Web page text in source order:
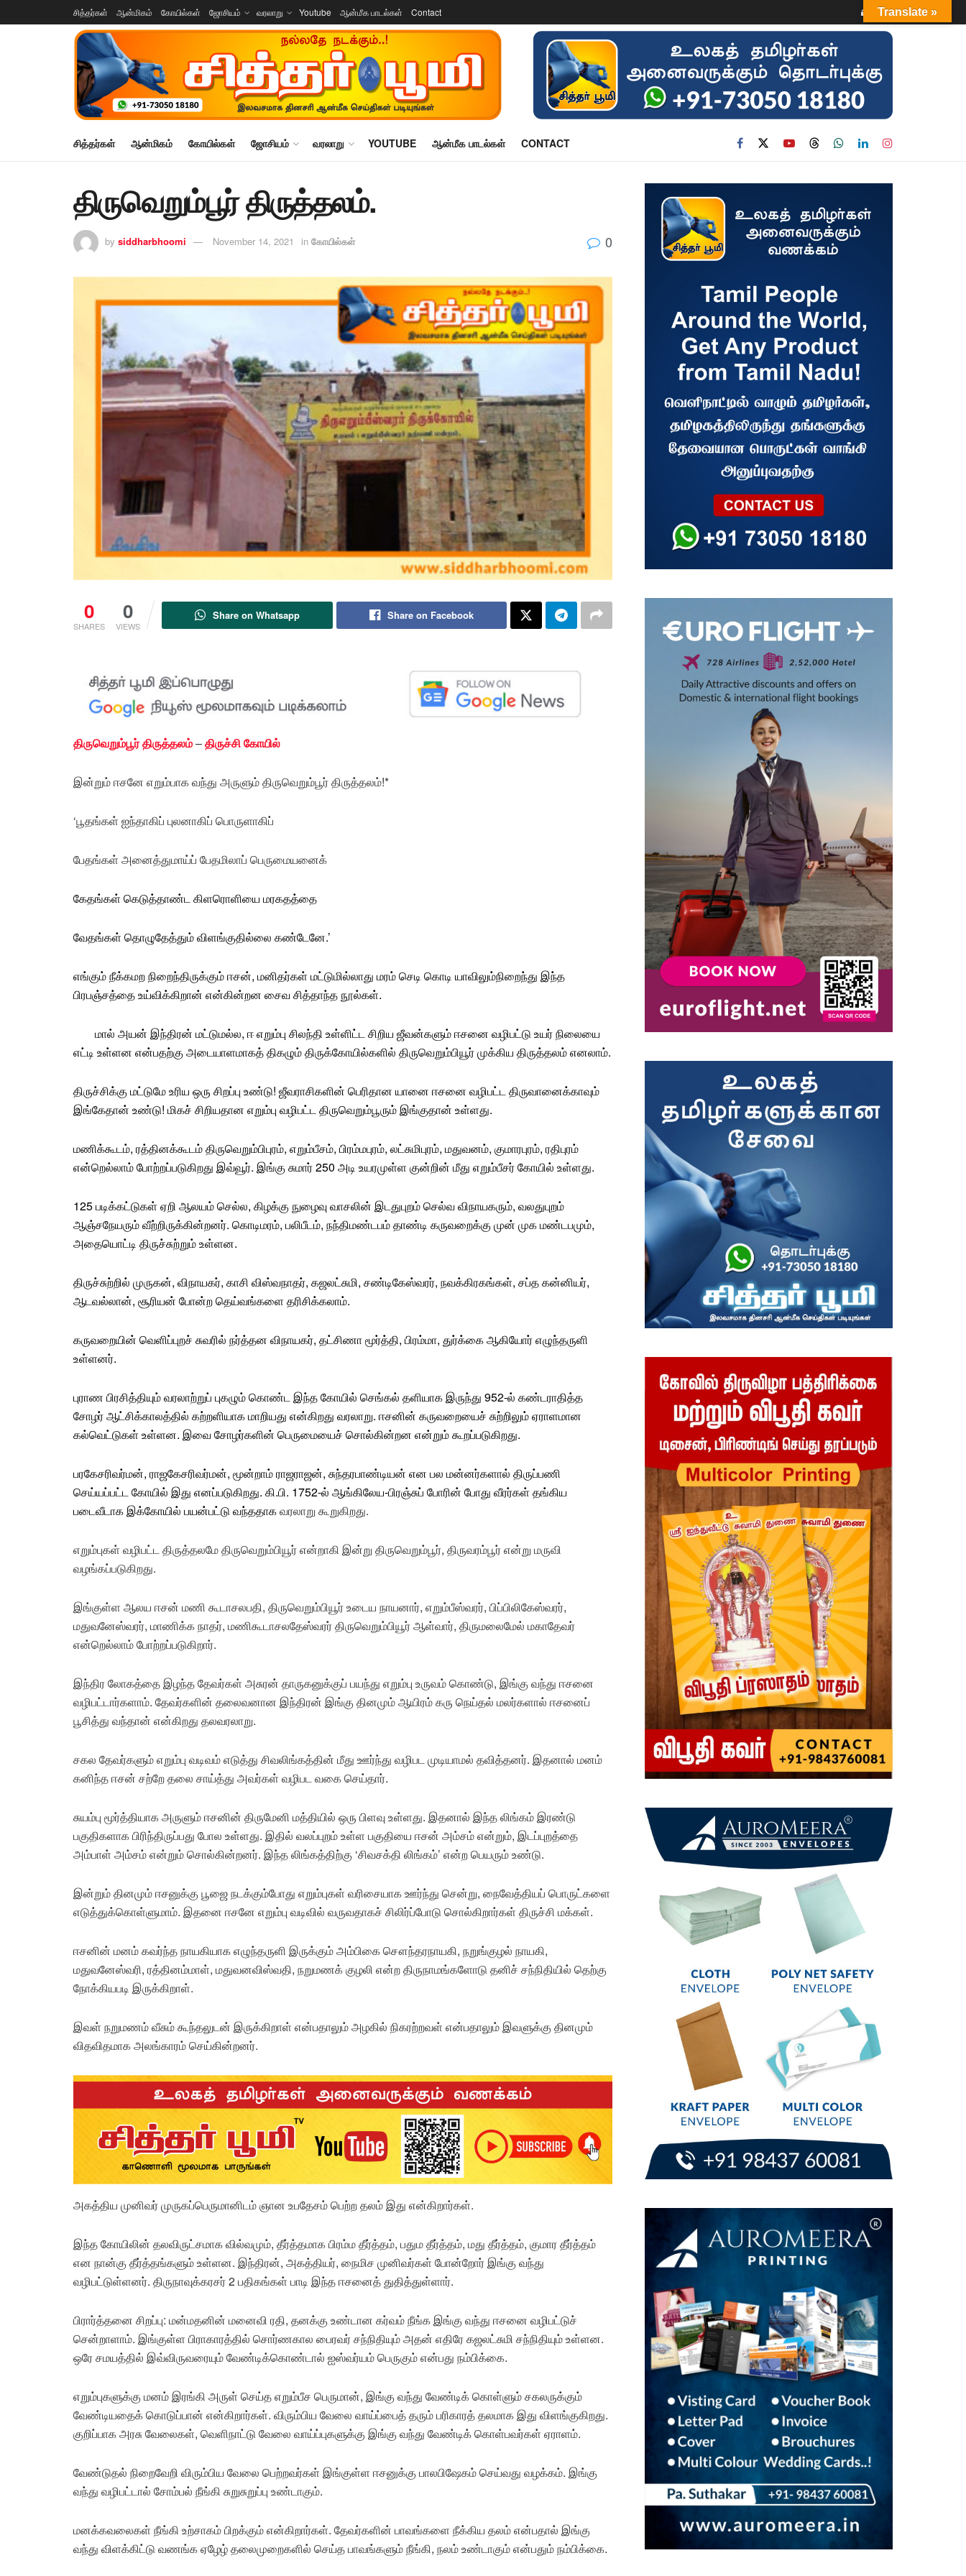
சித்தர்கள் ஆன்மிகம் கோயில்கள் ஜோசியம் வரலாறு Youtube ஆன்மீக பாடல்கள் Contact Login
சித்தர்கள் ஆன்மிகம் கோயில்கள் ஜோசியம் வரலாறு YOUTUBE ஆன்மீக பாடல்கள் CONTACT
திருவெறும்பூர் திருத்தலம்.
by siddharbhoomi November 14, 2021 in கோயில்கள் 0
0
SHARES
0
VIEWS
Share on Whatsapp Share on Facebook
திருவெறும்பூர் திருத்தலம்–திருச்சி கோயில்
இன்றும் ஈசனே எறும்பாக வந்து அருளும் திருவெறும்பூர் திருத்தலம்!*
‘பூதங்கள் ஐந்தாகிப் புலனாகிப் பொருளாகிப்
பேதங்கள் அனைத்துமாய்ப் பேதமிலாப் பெருமையனைக்
கேதங்கள் கெடுத்தாண்ட கிளரொளியை மரகதத்தை
வேதங்கள் தொழுதேத்தும் விளங்குதில்லை கண்டேனே.’
எங்கும் நீக்கமற நிறைந்திருக்கும் ஈசன், மனிதர்கள் மட்டுமில்லாது மரம் செடி கொடி யாவிலும்நிறைந்து இந்த
பிரபஞ்சத்தை உய்விக்கிறான் என்கின்றன சைவ சித்தாந்த நூல்கள்.
மால் அயன் இந்திரன் மட்டுமல்ல, ஈ எறும்பு சிலந்தி உள்ளிட்ட சிறிய ஜீவன்களும் ஈசனை வழிபட்டு உயர் நிலையை
எட்டி உள்ளன என்பதற்கு அடையாளமாகத் திகழும்திருக்கோயில்களில் திருவெறும்பியூர்முக்கிய திருத்தலம் எனலாம்.
திருச்சிக்கு மட்டுமே உரிய ஒரு சிறப்பு உண்டு! ஜீவராசிகளின் பெரிதான யானை ஈசனை வழிபட்ட திருவானைக்காவும்
இங்கேதான் உண்டு! மிகச் சிறியதான எறும்பு வழிபட்ட திருவெறும்பூரும் இங்குதான் உள்ளது.
மணிக்கூடம், ரத்தினக்கூடம் திருவெறும்பிபுரம், எறும்பீசம், பிரம்மபுரம், லட்சுமிபுரம், மதுவனம், குமாரபுரம், ரதிபுரம்
என்றெல்லாம் போற்றப்படுகிறது இவ்வூர். இங்கு சுமார் 250 அடி உயரமுள்ள குன்றின் மீது எறும்பீசர் கோயில் உள்ளது.
125 படிக்கட்டுகள் ஏறி ஆலயம் செல்ல, கிழக்கு நுழைவு வாசலின் இடதுபுறம் செல்வ விநாயகரும், வலதுபுறம்
ஆஞ்சநேயரும் வீற்றிருக்கின்றனர். கொடிமரம், பலிபீடம், நந்திமண்டபம் தாண்டி கருவறைக்கு முன் முக மண்டபமும்,
அதையொட்டி திருச்சுற்றும் உள்ளன.
திருச்சுற்றில் முருகன், விநாயகர், காசி விஸ்வநாதர், கஜலட்சுமி, சண்டிகேஸ்வரர், நவக்கிரகங்கள், சப்த கன்னியர்,
ஆடவல்லான், சூரியன் போன்ற தெய்வங்களை தரிசிக்கலாம்.
கருவறையின் வெளிப்புறச் சுவரில் நர்த்தன விநாயகர், தட்சிணா மூர்த்தி, பிரம்மா, துர்க்கை ஆகியோர் எழுந்தருளி
உள்ளனர்.
புராண பிரசித்தியும் வரலாற்றுப் புகழும் கொண்ட இந்த கோயில் செங்கல் தளியாக இருந்து 952-ல் கண்டராதித்த
சோழர் ஆட்சிக்காலத்தில் கற்றளியாக மாறியது என்கிறது வரலாறு. ஈசனின் கருவறையைச் சுற்றிலும் ஏராளமான
கல்வெட்டுகள் உள்ளன. இவை சோழர்களின் பெருமையைச் சொல்கின்றன என்றும் கூறப்படுகிறது.
பரகேசரிவர்மன், ராஜகேசரிவர்மன், மூன்றாம் ராஜராஜன், சுந்தரபாண்டியன் என பல மன்னர்களால் திருப்பணி
செய்யப்பட்ட கோயில் இது எனப்படுகிறது. கி.பி. 1752-ல் ஆங்கிலேய-பிரஞ்சுப் போரின் போது வீரர்கள் தங்கிய
படைவீடாக இக்கோயில் பயன்பட்டு வந்ததாகவரலாறு கூறுகிறது.
எறும்புகள் வழிபட்ட திருத்தலமே திருவெறும்பியூர் என்றாகி இன்று திருவெறும்பூர், திருவரம்பூர் என்று மருவி
வழங்கப்படுகிறது.
இங்குள்ள ஆலய ஈசன் மணி கூடாசலபதி, திருவெறும்பியூர் உடைய நாயனார், எறும்பீஸ்வரர், பிப்பிலிகேஸ்வரர்,
மதுவனேஸ்வரர், மாணிக்க நாதர், மணிகூடாசலதேஸ்வரர் திருவெறும்பியூர் ஆள்வார், திருமலைமேல் மகாதேவர்
என்றெல்லாம் போற்றப்படுகிறார்.
இந்திர லோகத்தை இழந்த தேவர்கள் அசுரன் தாருகனுக்குப் பயந்து எறும்பு உருவம் கொண்டு, இங்கு வந்து ஈசனை
வழிபட்டார்களாம். தேவர்களின் தலைவனான இந்திரன் இங்கு தினமும் ஆயிரம் கரு நெய்தல் மலர்களால் ஈசனைப்
பூசித்து வந்தான் என்கிறது தலவரலாறு.
சகல தேவர்களும் எறும்பு வடிவம் எடுத்து சிவலிங்கத்தின் மீது ஊர்ந்து வழிபட முடியாமல் தவித்தனர். இதனால் மனம்
கனிந்த ஈசன் சற்றே தலை சாய்த்து அவர்கள் வழிபட வகை செய்தார்.
சுயம்பு மூர்த்தியாக அருளும் ஈசனின் திருமேனி மத்தியில் ஒரு பிளவு உள்ளது. இதனால் இந்த லிங்கம் இரண்டு
பகுதிகளாக பிரிந்திருப்பது போல உள்ளது. இதில் வலப்புறம் உள்ள பகுதியை ஈசன் அம்சம் என்றும், இடப்புறத்தை
அம்பாள் அம்சம் என்றும் சொல்கின்றனர். இந்த லிங்கத்திற்கு ‘சிவசக்தி லிங்கம்’ என்ற பெயரும் உண்டு.
இன்றும் தினமும் ஈசனுக்கு பூஜை நடக்கும்போது எறும்புகள் வரிசையாக ஊர்ந்து சென்று, நைவேத்தியப் பொருட்களை
எடுத்துக்கொள்ளுமாம். இதனை ஈசனே எறும்பு வடிவில் வருவதாகச் சிலிர்ப்போடு சொல்கிறார்கள் திருச்சி மக்கள்.
ஈசனின் மனம் கவர்ந்த நாயகியாக எழுந்தருளி இருக்கும் அம்பிகை சௌந்தரநாயகி, நறுங்குழல் நாயகி,
மதுவனேஸ்வரி, ரத்தினம்மாள், மதுவனவிஸ்வதி, நறுமணக் குழலி என்ற திருநாமங்களோடு தனிச் சந்நிதியில் தெற்கு
நோக்கியபடி இருக்கிறாள்.
இவள் நறுமணம் வீசும் கூந்தலுடன் இருக்கிறாள் என்பதாலும் அழகில் நிகரற்றவள் என்பதாலும் இவளுக்கு தினமும்
விதவிதமாக அலங்காரம் செய்கின்றனர்.
அகத்திய முனிவர் முருகப்பெருமானிடம் ஞான உபதேசம் பெற்ற தலம் இது என்கிறார்கள்.
இந்த கோயிலின் தலவிருட்சமாக வில்வமும், தீர்த்தமாக பிரம்ம தீர்த்தம், பதும தீர்த்தம், மது தீர்த்தம், குமார தீர்த்தம்
என நான்கு தீர்த்தங்களும் உள்ளன. இந்திரன், அகத்தியர், நைமிச முனிவர்கள் போன்றோர் இங்கு வந்து
வழிபட்டுள்ளனர். திருநாவுக்கரசர் 2 பதிகங்கள் பாடி இந்த ஈசனைத் துதித்துள்ளார்.
பிரார்த்தனை சிறப்பு: மன்மதனின் மனைவி ரதி, தனக்கு உண்டான கர்வம் நீங்க இங்கு வந்து ஈசனை வழிபட்டுச்
சென்றாளாம். இங்குள்ள பிராகாரத்தில் சொர்ணகால பைரவர் சந்நிதியும் அதன் எதிரே கஜலட்சுமி சந்நிதியும் உள்ளன.
ஒரே சமயத்தில் இவ்விருவரையும் வேண்டிக்கொண்டால் ஐஸ்வர்யம் பெருகும் என்பது நம்பிக்கை.
எறும்புகளுக்கு மனம் இரங்கி அருள் செய்த எறும்பீச பெருமான், இங்கு வந்து வேண்டிக் கொள்ளும் சகலருக்கும்
வேண்டியதைக் கொடுப்பான் என்கிறார்கள். விரும்பிய வேலை வாய்ப்பைத் தரும் பரிகாரத் தலமாக இது விளங்குகிறது.
குறிப்பாக அரசு வேலைகள், வெளிநாட்டு வேலை வாய்ப்புகளுக்கு இங்கு வந்து வேண்டிக் கொள்பவர்கள் ஏராளம்.
வேண்டுதல் நிறைவேறி விரும்பிய வேலை பெற்றவர்கள் இங்குள்ள ஈசனுக்கு பாலபிஷேகம் செய்வது வழக்கம். இங்கு
வந்து வழிபட்டால் சோம்பல் நீங்கி சுறுசுறுப்பு உண்டாகும்.
மனக்கவலைகள் நீங்கி உற்சாகம் பிறக்கும் என்கிறார்கள். தேவர்களின் பாவங்களை நீக்கிய தலம் என்பதால் இங்கு
வந்து விளக்கிட்டு வணங்க ஏழேழ் தலைமுறைகளில் செய்த பாவங்களும் நீங்கி, நலம் உண்டாகும் என்பதும் நம்பிக்கை.
Translate »